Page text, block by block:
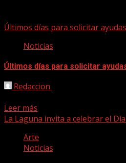
Últimos días para solicitar
Noticias
Últimos días para solicitar
Redaccion
Leer más
La Laguna invita a celebrar el
Arte
Noticias